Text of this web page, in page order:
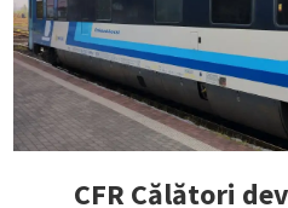
CFR Călători